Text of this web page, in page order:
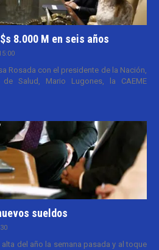
8.000 M en seis años
Rosada con el presidente de la Nación,
Salud, Mario Lugones, la CAEME
sueldos
del año la semana pasada y al toque